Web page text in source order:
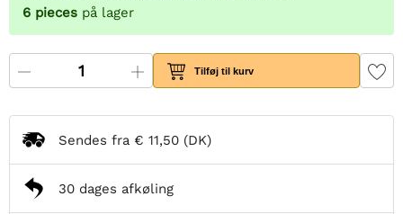
6 pieces på lager
Tilføj til kurv
Sendes fra € 11,50 (DK)
30 dages afkøling